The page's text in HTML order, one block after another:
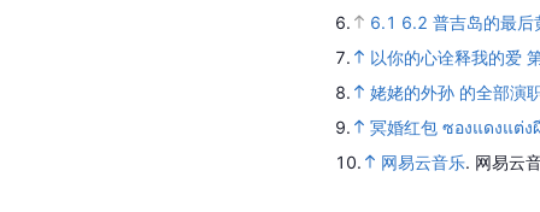
6.
6.1 6.2 普吉岛的最后
7.
以你的心诠释我的爱
8.
姥姥的外孙 的全部演
9.
冥婚红包 ซองแดงแต่
10.
网易云音乐. 网易云